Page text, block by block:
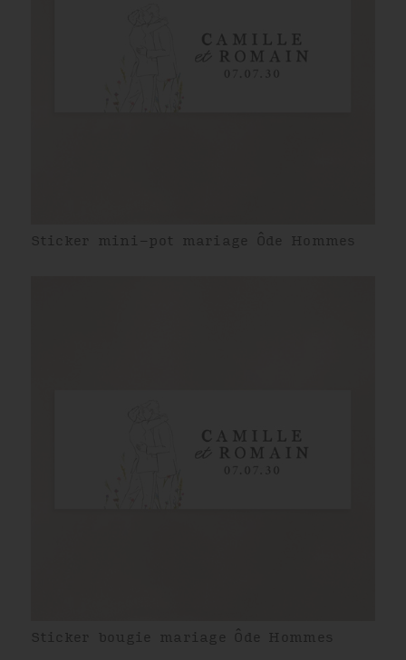
Sticker mini-pot mariage Ôde Hommes
Sticker bougie mariage Ôde Hommes